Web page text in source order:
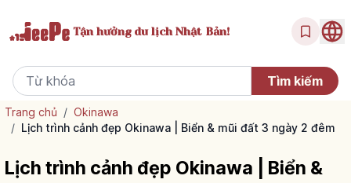
Tận hưởngdu lịch Nhật Bản!
Trang chủ / Okinawa
/ Lịch trình cảnh đẹp Okinawa | Biển & mũi đất 3 ngày 2 đêm
Lịch trình cảnh đẹp Okinawa | Biển &